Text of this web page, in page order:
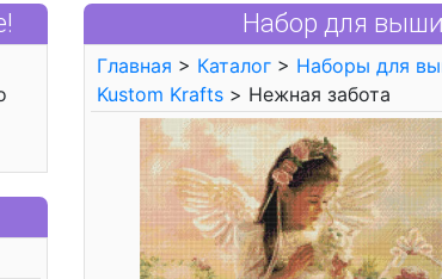
Набор для
Главная > Каталог > Наборы для
Kustom Krafts > Нежная забота